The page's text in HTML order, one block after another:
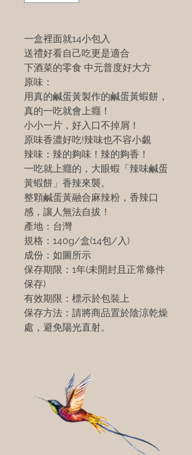
一盒裡面就14小包入
送禮好看自己吃更是適合
下酒菜的零食 中元普度好大方
原味：
用真的鹹蛋黃製作的鹹蛋黃蝦餅，
真的一吃就會上癮！
小小一片，好入口不掉屑！
原味香濃好吃!辣味也不容小覷
辣味：辣的夠味！辣的夠香！
一吃就上癮的，大眼蝦「辣味鹹蛋
黃蝦餅」香辣來襲。
整顆鹹蛋黃融合麻辣粉，香辣口
感，讓人無法自拔！
產地：台灣
規格：140g/盒(14包/入)
成份：如圖所示
保存期限：1年(未開封且正常條件
保存)
有效期限：標示於包裝上
保存方法：請將商品置於陰涼乾燥
處，避免陽光直射。